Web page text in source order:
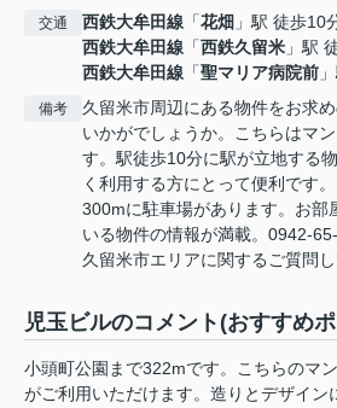
交通 西鉄大牟田線 「花畑 」駅 徒歩10
西鉄大牟田線 「西鉄久留米 」駅
西鉄大牟田線 「聖マリア病院前
備考
久留米市周辺にある物件をお求
いかがでしょうか。こちらはマ
す。駅徒歩10分に駅が立地する
く利用する方にとって便利です
300mに駐車場があります。お部
いる物件の情報が満載。0942-
久留米市エリアに関するご質問し
児玉ビルのコメント(おすすめ
小頭町公園まで322mです。こちらのマ
がご利用いただけます。造りとデザイン